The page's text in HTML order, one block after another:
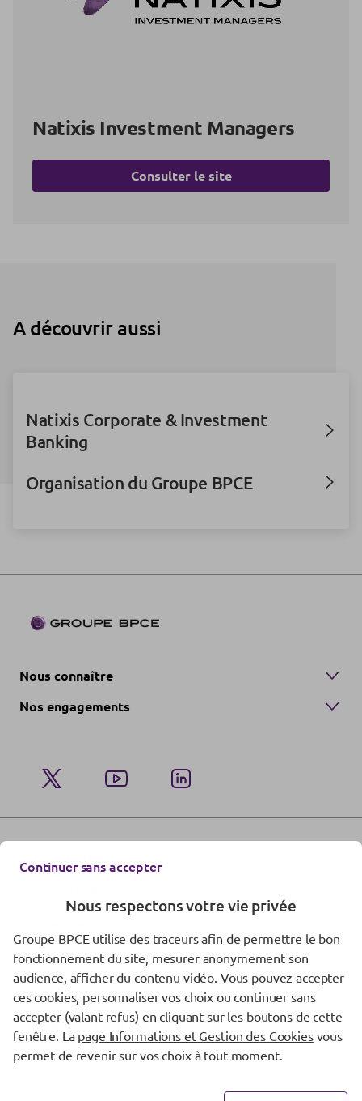
Natixis Investment Managers
Consulter le site
A découvrir aussi
Natixis Corporate & Investment
Banking
Organisation du Groupe BPCE
Nous connaître
Nos engagements
Gestion des cookies
Vigilance fraude
Accessibilité : partiellement conforme
Continuer sans accepter
Nous respectons votre vie privée
Groupe BPCE utilise des traceurs afin de permettre le bon
fonctionnement du site, mesurer anonymement son
audience, afficher du contenu vidéo. Vous pouvez accepter
ces cookies, personnaliser vos choix ou continuer sans
accepter (valant refus) en cliquant sur les boutons de cette
fenêtre. La page Informations et Gestion des Cookiesvous
permet de revenir sur vos choix à tout moment.